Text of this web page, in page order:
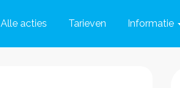
Alle acties Tarieven Informatie